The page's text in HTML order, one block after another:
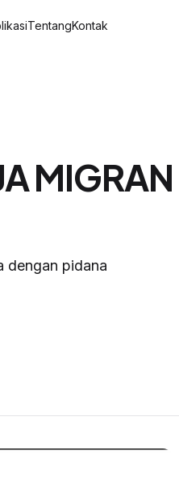
TentangKontak
dengan pidana